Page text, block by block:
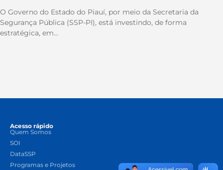
O Governo do Estado do Piauí, por meio da Secretaria da
Segurança Pública (SSP-PI), está investindo, de forma
estratégica, em...
Acesso rápido
Quem Somos
SOI
DataSSP
Programas e Projetos